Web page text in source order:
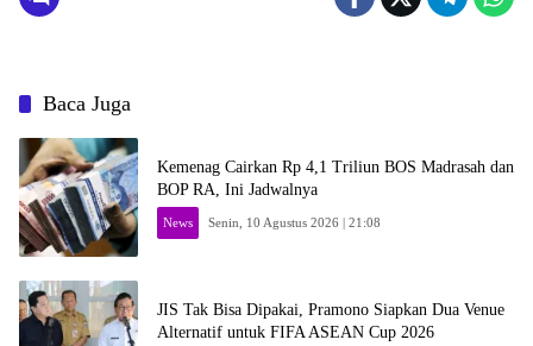
Baca Juga
Kemenag Cairkan Rp 4,1 Triliun BOS Madrasah dan
BOP RA, Ini Jadwalnya
News Senin, 10 Agustus 2026 | 21:08
JIS Tak Bisa Dipakai, Pramono Siapkan Dua Venue
Alternatif untuk FIFA ASEAN Cup 2026